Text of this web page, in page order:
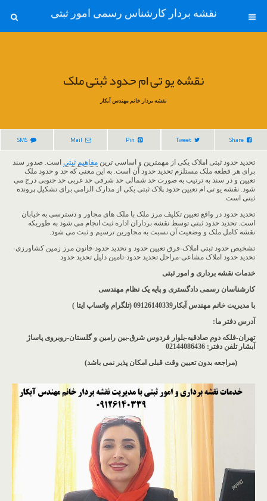
نقشه بردار کارشناس رسمی امور ثبتی
نقشه یو تی ام حدود ثبتی ملک
نقشه بردار خانم مهندس آبکار
Share
Tweet
Pin
Mail
SMS
تحدید حدود ثبتی املاک یکی از مهمترین و اساسی ترین مفاهیم ثبتی است. صدور سند
برای هر قطعه ملک مستلزم تحدید حدود آن است. به این معنی که حد و حدود ملک
تعیین و در سند به ترتیب به صورت حد شمالی حد شرقی حد غربی حد جنوبی درج می
شود. نقشه یو تی ام تعیین حدود پلاک ثبتی یکی از مدارک الزامی برای تشکیل پرونده
ثبتی است.
تحدید حدود در واقع تعیین تکلیف مرز ملک با ملک های مجاور و دسترسی به خیابان
است. تحدید حدود ثبتی توسط نقشه برداران اداره ثبت انجام می شود به طوریکه
نقشه کامل ملک و وضعیت آن نسبت به مجاورین ترسیم و ثبت می شود.
تشخیص حدود ثبتی املاک-فرق تعیین حدود و تحدید حدود-قانون مرز زمین کشاورزی-
تحدید حدود املاک مشاعی-مراحل تحدید حدود-تامین دلیل تحدید حدود
خدمات نقشه برداری و امور ثبتی
کارشناسان رسمی دادگستری و پایه یک نظام مهندسی
با مدیریت خانم مهندس آبکار09126140339 (تلگرام واتساپ ایتا )
آدرس دفتر ما:
تهران-فلکه دوم صادقیه-بلوار فردوس شرق-بین رامین و گلستان-روبروی پاساژ
آبشار تلفن دفتر: 02144086436
(مراجعه بدون تعیین وقت قبلی امکان پذیر نمی باشد)